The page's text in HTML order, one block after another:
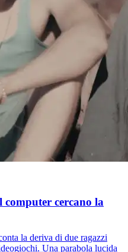
cercano la
la deriva di due ragazzi
Una parabola lucida